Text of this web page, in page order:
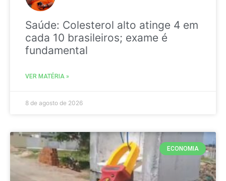
Saúde: Colesterol alto atinge 4 em
cada 10 brasileiros; exame é
fundamental
VER MATÉRIA »
8 de agosto de 2026
ECONOMIA